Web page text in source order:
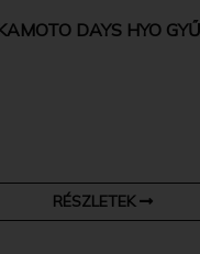
DAYS HYO
RÉSZLETEK